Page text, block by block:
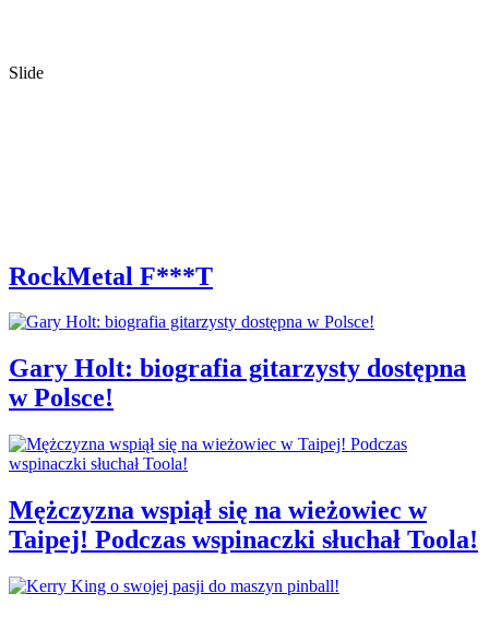
Slide
RockMetal F***T
Gary Holt: biografia gitarzysty dostępna
w Polsce!
Mężczyzna wspiął się na wieżowiec w
Taipej! Podczas wspinaczki słuchał Toola!